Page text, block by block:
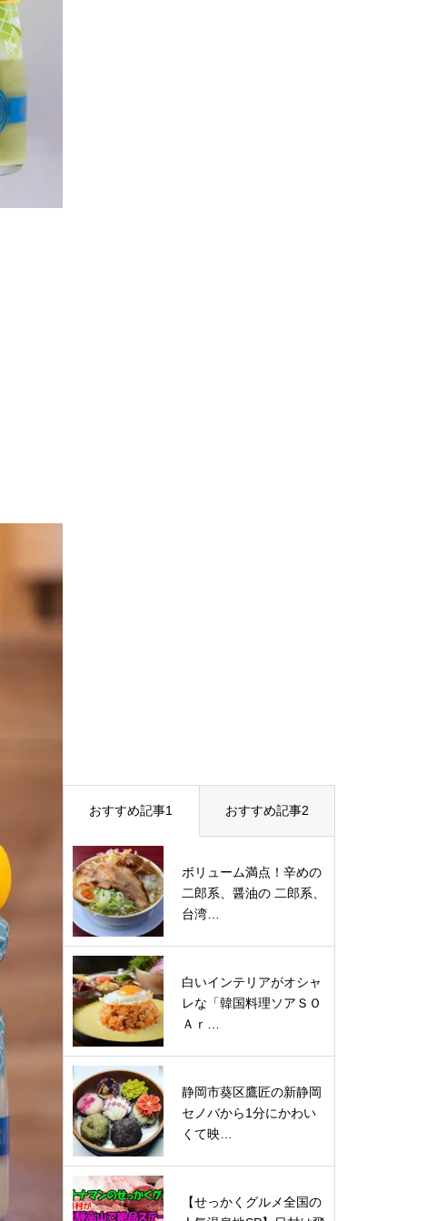
おすすめ記事1 おすすめ記事2
ボリューム満点！辛めの
二郎系、醤油の 二郎系、
台湾…
白いインテリアがオシャ
レな「韓国料理ソアＳＯ
Ａｒ…
静岡市葵区鷹匠の新静岡
セノバから1分にかわい
くて映…
【せっかくグルメ全国の